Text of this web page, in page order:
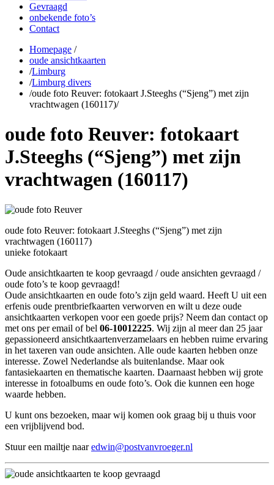
Gevraagd
onbekende foto’s
Contact
Homepage /
oude ansichtkaarten
/Limburg
/Limburg divers
/oude foto Reuver: fotokaart J.Steeghs (“Sjeng”) met zijn
vrachtwagen (160117)/
oude foto Reuver: fotokaart
J.Steeghs (“Sjeng”) met zijn
vrachtwagen (160117)
oude foto Reuver: fotokaart J.Steeghs (“Sjeng”) met zijn
vrachtwagen (160117)
unieke fotokaart
Oude ansichtkaarten te koop gevraagd / oude ansichten gevraagd /
oude foto’s te koop gevraagd!
Oude ansichtkaarten en oude foto’s zijn geld waard. Heeft U uit een
erfenis oude prentbriefkaarten verworven en wilt u deze oude
ansichtkaarten verkopen voor een goede prijs? Neem dan contact op
met ons per email of bel 06-10012225. Wij zijn al meer dan 25 jaar
gepassioneerd ansichtkaartenverzamelaars en hebben ruime ervaring
in het taxeren van oude ansichten. Alle oude kaarten hebben onze
interesse. Zowel Nederlandse als buitenlandse. Maar ook
fantasiekaarten en thematische kaarten. Daarnaast hebben wij grote
interesse in fotoalbums en oude foto’s. Ook die kunnen een hoge
waarde hebben.
U kunt ons bezoeken, maar wij komen ook graag bij u thuis voor
een vrijblijvend bod.
Stuur een mailtje naaredwin@postvanvroeger.nl